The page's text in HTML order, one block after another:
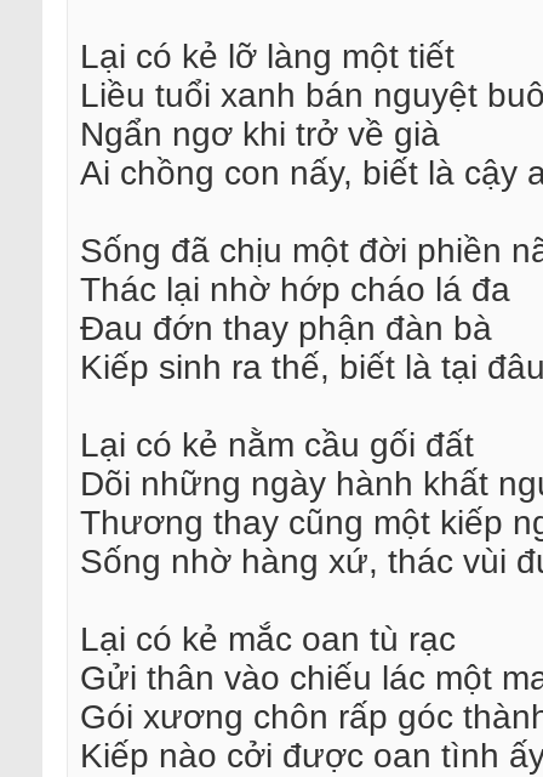
Lại có kẻ lỡ làng một tiết
Liều tuổi xanh bán nguyệt
Ngẩn ngơ khi trở về già
Ai chồng con nấy, biết là cậy
Sống đã chịu một đời phiền
Thác lại nhờ hớp cháo lá đa
Đau đớn thay phận đàn bà
Kiếp sinh ra thế, biết là tại
Lại có kẻ nằm cầu gối đất
Dõi những ngày hành khất
Thương thay cũng một kiếp
Sống nhờ hàng xứ, thác vùi
Lại có kẻ mắc oan tù rạc
Gửi thân vào chiếu lác một
Gói xương chôn rấp góc
Kiếp nào cởi được oan tình